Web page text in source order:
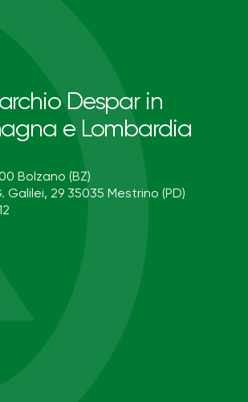
Despar in
e Lombardia
Bolzano (BZ)
29 35035 Mestrino (PD)